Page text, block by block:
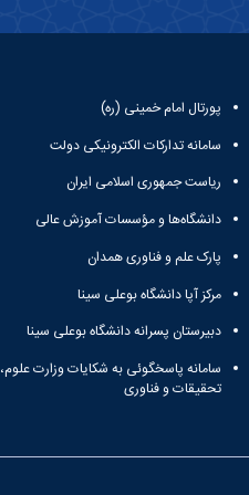
پورتال امام خمینی (ره)
سامانه تدارکات الکترونیکی دولت
ریاست جمهوری اسلامی ایران
دانشگاه‌ها و مؤسسات آموزش عالی
پارک علم و فناوری همدان
مرکز آپا دانشگاه بوعلی سینا
دبیرستان پسرانه دانشگاه بوعلی سینا
سامانه پاسخگوئی به شکایات وزارت علوم،
تحقیقات و فناوری